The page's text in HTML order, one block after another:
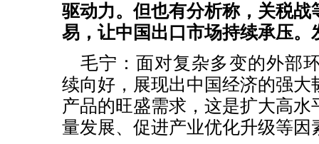
驱动力。但也有分析称，关税战
易，让中国出口市场持续承压。
毛宁：面对复杂多变的外部
续向好，展现出中国经济的强大
产品的旺盛需求，这是扩大高
量发展、促进产业优化升级等因